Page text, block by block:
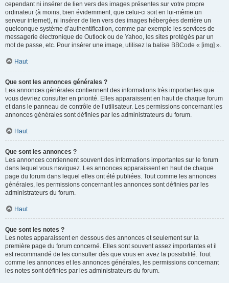
cependant ni insérer de lien vers des images présentes sur votre propre
ordinateur (à moins, bien évidemment, que celui-ci soit en lui-même un
serveur internet), ni insérer de lien vers des images hébergées derrière un
quelconque système d’authentification, comme par exemple les services de
messagerie électronique de Outlook ou de Yahoo, les sites protégés par un
mot de passe, etc. Pour insérer une image, utilisez la balise BBCode « [img] ».
Haut
Que sont les annonces générales ?
Les annonces générales contiennent des informations très importantes que
vous devriez consulter en priorité. Elles apparaissent en haut de chaque forum
et dans le panneau de contrôle de l’utilisateur. Les permissions concernant les
annonces générales sont définies par les administrateurs du forum.
Haut
Que sont les annonces ?
Les annonces contiennent souvent des informations importantes sur le forum
dans lequel vous naviguez. Les annonces apparaissent en haut de chaque
page du forum dans lequel elles ont été publiées. Tout comme les annonces
générales, les permissions concernant les annonces sont définies par les
administrateurs du forum.
Haut
Que sont les notes ?
Les notes apparaissent en dessous des annonces et seulement sur la
première page du forum concerné. Elles sont souvent assez importantes et il
est recommandé de les consulter dès que vous en avez la possibilité. Tout
comme les annonces et les annonces générales, les permissions concernant
les notes sont définies par les administrateurs du forum.